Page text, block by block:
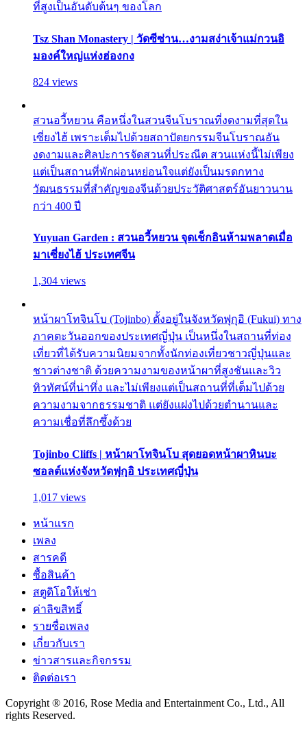
ที่สูงเป็นอันดับต้นๆ ของโลก
Tsz Shan Monastery | วัดซีซ่าน…งามสง่าเจ้าแม่กวนอิ
มองค์ใหญ่แห่งฮ่องกง
824 views
สวนอวี้หยวน คือหนึ่งในสวนจีนโบราณที่งดงามที่สุดใน
เซี่ยงไฮ้ เพราะเต็มไปด้วยสถาปัตยกรรมจีนโบราณอัน
งดงามและศิลปะการจัดสวนที่ประณีต สวนแห่งนี้ไม่เพียง
แต่เป็นสถานที่พักผ่อนหย่อนใจแต่ยังเป็นมรดกทาง
วัฒนธรรมที่สำคัญของจีนด้วยประวัติศาสตร์อันยาวนาน
กว่า 400 ปี
Yuyuan Garden : สวนอวี้หยวน จุดเช็กอินห้ามพลาดเมื่อ
มาเซี่ยงไฮ้ ประเทศจีน
1,304 views
หน้าผาโทจินโบ (Tojinbo) ตั้งอยู่ในจังหวัดฟุกุอิ (Fukui) ทาง
ภาคตะวันออกของประเทศญี่ปุ่น เป็นหนึ่งในสถานที่ท่อง
เที่ยวที่ได้รับความนิยมจากทั้งนักท่องเที่ยวชาวญี่ปุ่นและ
ชาวต่างชาติ ด้วยความงามของหน้าผาที่สูงชันและวิว
ทิวทัศน์ที่น่าทึ่ง และไม่เพียงแต่เป็นสถานที่ที่เต็มไปด้วย
ความงามจากธรรมชาติ แต่ยังแฝงไปด้วยตำนานและ
ความเชื่อที่ลึกซึ้งด้วย
Tojinbo Cliffs | หน้าผาโทจินโบ สุดยอดหน้าผาหินบะ
ซอลต์แห่งจังหวัดฟุกุอิ ประเทศญี่ปุ่น
1,017 views
หน้าแรก
เพลง
สารคดี
ซื้อสินค้า
สตูดิโอให้เช่า
ค่าลิขสิทธิ์
รายชื่อเพลง
เกี่ยวกับเรา
ข่าวสารและกิจกรรม
ติดต่อเรา
Copyright ® 2016, Rose Media and Entertainment Co., Ltd., All
rights Reserved.